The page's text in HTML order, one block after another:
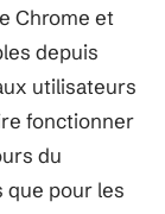
Chrome et
depuis
utilisateurs
fonctionner
du
pour les